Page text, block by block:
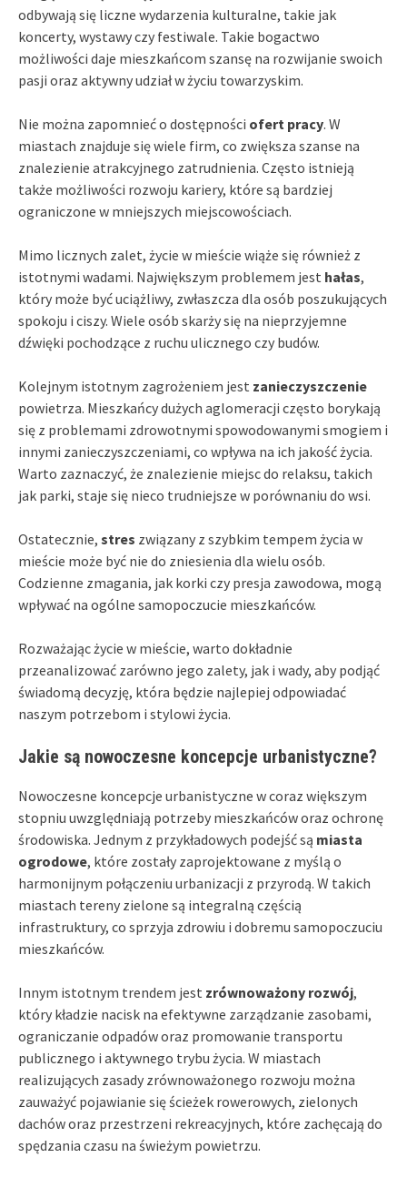
odbywają się liczne wydarzenia kulturalne, takie jak
koncerty, wystawy czy festiwale. Takie bogactwo
możliwości daje mieszkańcom szansę na rozwijanie swoich
pasji oraz aktywny udział w życiu towarzyskim.
Nie można zapomnieć o dostępności ofert pracy. W
miastach znajduje się wiele firm, co zwiększa szanse na
znalezienie atrakcyjnego zatrudnienia. Często istnieją
także możliwości rozwoju kariery, które są bardziej
ograniczone w mniejszych miejscowościach.
Mimo licznych zalet, życie w mieście wiąże się również z
istotnymi wadami. Największym problemem jest hałas,
który może być uciążliwy, zwłaszcza dla osób poszukujących
spokoju i ciszy. Wiele osób skarży się na nieprzyjemne
dźwięki pochodzące z ruchu ulicznego czy budów.
Kolejnym istotnym zagrożeniem jest zanieczyszczenie
powietrza. Mieszkańcy dużych aglomeracji często borykają
się z problemami zdrowotnymi spowodowanymi smogiem i
innymi zanieczyszczeniami, co wpływa na ich jakość życia.
Warto zaznaczyć, że znalezienie miejsc do relaksu, takich
jak parki, staje się nieco trudniejsze w porównaniu do wsi.
Ostatecznie, stres związany z szybkim tempem życia w
mieście może być nie do zniesienia dla wielu osób.
Codzienne zmagania, jak korki czy presja zawodowa, mogą
wpływać na ogólne samopoczucie mieszkańców.
Rozważając życie w mieście, warto dokładnie
przeanalizować zarówno jego zalety, jak i wady, aby podjąć
świadomą decyzję, która będzie najlepiej odpowiadać
naszym potrzebom i stylowi życia.
Jakie są nowoczesne koncepcje urbanistyczne?
Nowoczesne koncepcje urbanistyczne w coraz większym
stopniu uwzględniają potrzeby mieszkańców oraz ochronę
środowiska. Jednym z przykładowych podejść są miasta
ogrodowe, które zostały zaprojektowane z myślą o
harmonijnym połączeniu urbanizacji z przyrodą. W takich
miastach tereny zielone są integralną częścią
infrastruktury, co sprzyja zdrowiu i dobremu samopoczuciu
mieszkańców.
Innym istotnym trendem jest zrównoważony rozwój,
który kładzie nacisk na efektywne zarządzanie zasobami,
ograniczanie odpadów oraz promowanie transportu
publicznego i aktywnego trybu życia. W miastach
realizujących zasady zrównoważonego rozwoju można
zauważyć pojawianie się ścieżek rowerowych, zielonych
dachów oraz przestrzeni rekreacyjnych, które zachęcają do
spędzania czasu na świeżym powietrzu.